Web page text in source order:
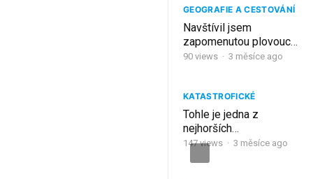
GEOGRAFIE A CESTOVÁNÍ
Navštívil jsem
zapomenutou plovoucí
vesnici v Kolumbii
90 views · 3 měsíce ago
KATASTROFICKÉ
Tohle je jedna z
nejhorších
vyšetřovacích zpráv,
147views · 3 měsíce ago